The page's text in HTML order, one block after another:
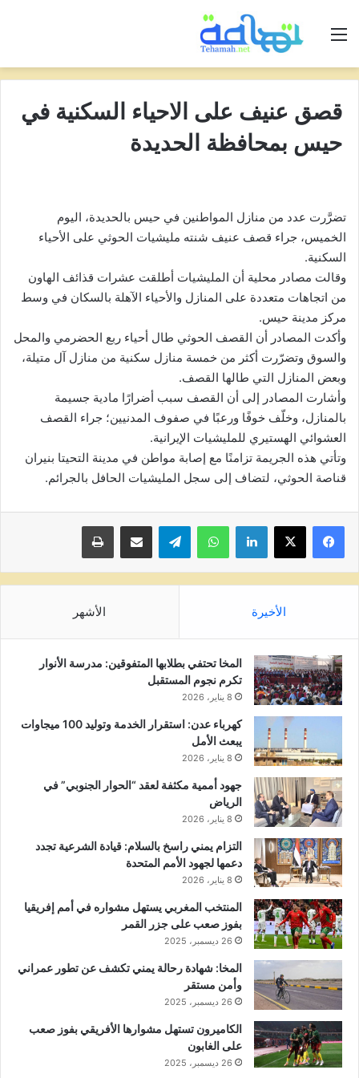
القائمة
قصق عنيف على الاحياء السكنية في
حيس بمحافظة الحديدة
تضرَّرت عدد من منازل المواطنين في حيس بالحديدة، اليوم
الخميس، جراء قصف عنيف شنته مليشيات الحوثي على الأحياء
السكنية.
وقالت مصادر محلية أن المليشيات أطلقت عشرات قذائف الهاون
من اتجاهات متعددة على المنازل والأحياء الآهلة بالسكان في وسط
مركز مدينة حيس.
وأكدت المصادر أن القصف الحوثي طال أحياء ربع الحضرمي والمحل
والسوق وتضرّرت أكثر من خمسة منازل سكنية من منازل آل متيلة،
وبعض المنازل التي طالها القصف.
وأشارت المصادر إلى أن القصف سبب أضرارًا مادية جسيمة
بالمنازل، وخلّف خوفًا ورعبًا في صفوف المدنيين؛ جراء القصف
العشوائي الهستيري للمليشيات الإيرانية.
وتأتي هذه الجريمة تزامنًا مع إصابة مواطن في مدينة التحيتا بنيران
قناصة الحوثي، لتضاف إلى سجل المليشيات الحافل بالجرائم.
لينكدإن واتساب تيلقرام مشاركة عبر البريد طباعة
الأخيرة الأشهر
المخا تحتفي بطلابها المتفوقين: مدرسة الأنوار
تكرم نجوم المستقبل
8 يناير، 2026
كهرباء عدن: استقرار الخدمة وتوليد 100 ميجاوات
يبعث الأمل
8 يناير، 2026
جهود أممية مكثفة لعقد “الحوار الجنوبي” في
الرياض
8 يناير، 2026
التزام يمني راسخ بالسلام: قيادة الشرعية تجدد
دعمها لجهود الأمم المتحدة
8 يناير، 2026
المنتخب المغربي يستهل مشواره في أمم إفريقيا
بفوز صعب على جزر القمر
26 ديسمبر، 2025
المخا: شهادة رحالة يمني تكشف عن تطور عمراني
وأمن مستقر
26 ديسمبر، 2025
الكاميرون تستهل مشوارها الأفريقي بفوز صعب
على الغابون
26 ديسمبر، 2025